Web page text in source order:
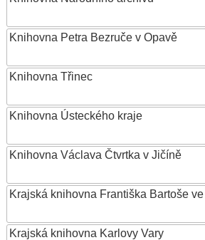
Knihovna Petra Bezruče v Opavě
Knihovna Třinec
Knihovna Ústeckého kraje
Knihovna Václava Čtvrtka v Jičíně
Krajská knihovna Františka Bartoše
Krajská knihovna Karlovy Vary